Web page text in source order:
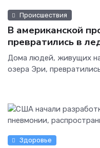
Происшествия
В американской
превратились в
Дома людей, живущих
озера Эри,
Здоровье